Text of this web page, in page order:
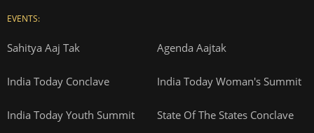
EVENTS:
Sahitya Aaj Tak Agenda Aajtak
India Today Conclave India Today Woman's Summit
India Today Youth Summit State Of The States Conclave